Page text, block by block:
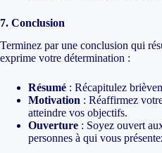
7. Conclusion
Terminez par une conclusion qui
exprime votre détermination :
Résumé : Récapitulez
Motivation : Réaffirmez
atteindre vos objectifs.
Ouverture : Soyez ouvert
personnes à qui vous